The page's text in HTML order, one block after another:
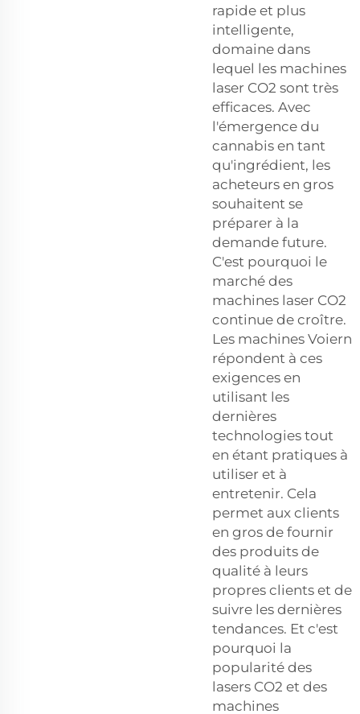
rapide et plus
intelligente,
domaine dans
lequel les machines
laser CO2 sont très
efficaces. Avec
l'émergence du
cannabis en tant
qu'ingrédient, les
acheteurs en gros
souhaitent se
préparer à la
demande future.
C'est pourquoi le
marché des
machines laser CO2
continue de croître.
Les machines Voiern
répondent à ces
exigences en
utilisant les
dernières
technologies tout
en étant pratiques à
utiliser et à
entretenir. Cela
permet aux clients
en gros de fournir
des produits de
qualité à leurs
propres clients et de
suivre les dernières
tendances. Et c'est
pourquoi la
popularité des
lasers CO2 et des
machines